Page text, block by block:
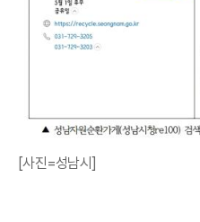
[사진=성남시]